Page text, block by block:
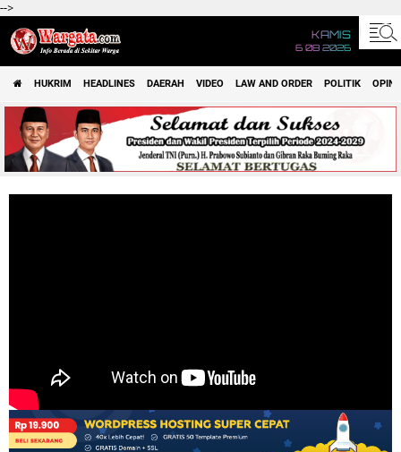
-->
KAMIS
6 08 2026
HUKRIM HEADLINES DAERAH VIDEO LAW AND ORDER POLITIK OPINI